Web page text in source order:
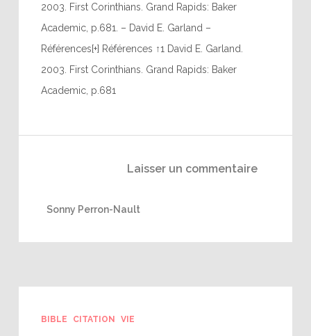
2003. First Corinthians. Grand Rapids: Baker
Academic, p.681. – David E. Garland –
Références[+] Références ↑1 David E. Garland.
2003. First Corinthians. Grand Rapids: Baker
Academic, p.681
Laisser un commentaire
Sonny Perron-Nault
BIBLE CITATION VIE